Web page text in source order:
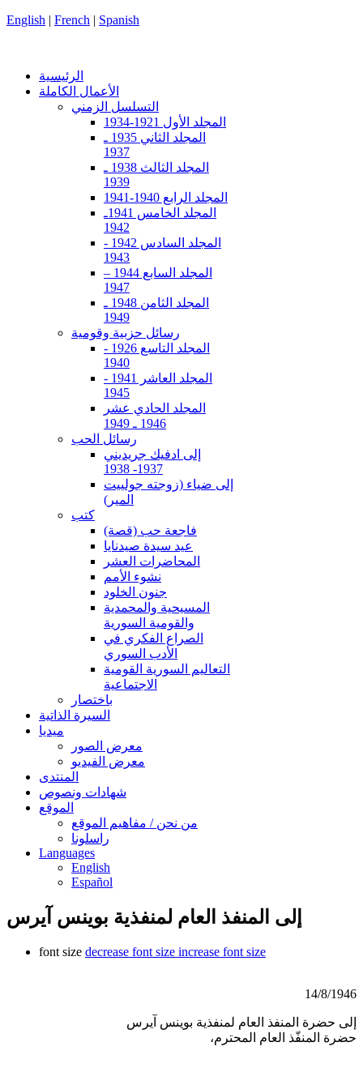
English | French | Spanish
الرئيسية
الأعمال الكاملة
التسلسل الزمني
المجلد الأول 1921-1934
المجلد الثاني 1935 ـ
1937
المجلد الثالث 1938 ـ
1939
المجلد الرابع 1940-1941
المجلد الخامس 1941ـ
1942
المجلد السادس 1942 -
1943
المجلد السابع 1944 –
1947
المجلد الثامن 1948 ـ
1949
رسائل حزبية وقومية
المجلد التاسع 1926 -
1940
المجلد العاشر 1941 -
1945
المجلد الحادي عشر
1946 ـ 1949
رسائل الحب
إلى ادفيك جريديني
1937- 1938
إلى ضياء (زوجته جولييت
المير)
كتب
فاجعة حب (قصة)
عيد سيدة صيدنايا
المحاضرات العشر
نشوء الأمم
جنون الخلود
المسيحية والمحمدية
والقومية السورية
الصراع الفكري في
الأدب السوري
التعاليم السورية القومية
الاجتماعية
باختصار
السيرة الذاتية
ميديا
معرض الصور
معرض الفيديو
المنتدى
شهادات ونصوص
الموقع
من نحن / مفاهيم الموقع
راسلونا
Languages
English
Español
إلى المنفذ العام لمنفذية بوينس آيرس
font size decrease font size increase font size
14/8/1946
إلى حضرة المنفذ العام لمنفذية بوينس آيرس
حضرة المنفّذ العام المحترم،